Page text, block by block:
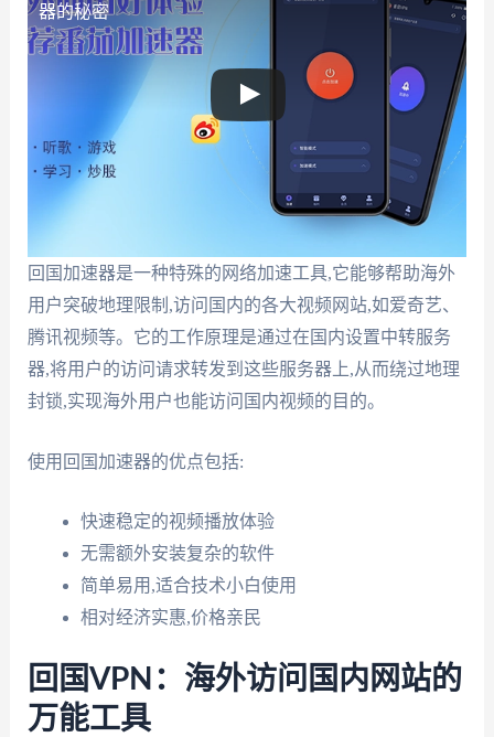
器的秘密
回国加速器是一种特殊的网络加速工具,它能够帮助海外
用户突破地理限制,访问国内的各大视频网站,如爱奇艺、
腾讯视频等。它的工作原理是通过在国内设置中转服务
器,将用户的访问请求转发到这些服务器上,从而绕过地理
封锁,实现海外用户也能访问国内视频的目的。
使用回国加速器的优点包括:
快速稳定的视频播放体验
无需额外安装复杂的软件
简单易用,适合技术小白使用
相对经济实惠,价格亲民
回国VPN：海外访问国内网站的
万能工具